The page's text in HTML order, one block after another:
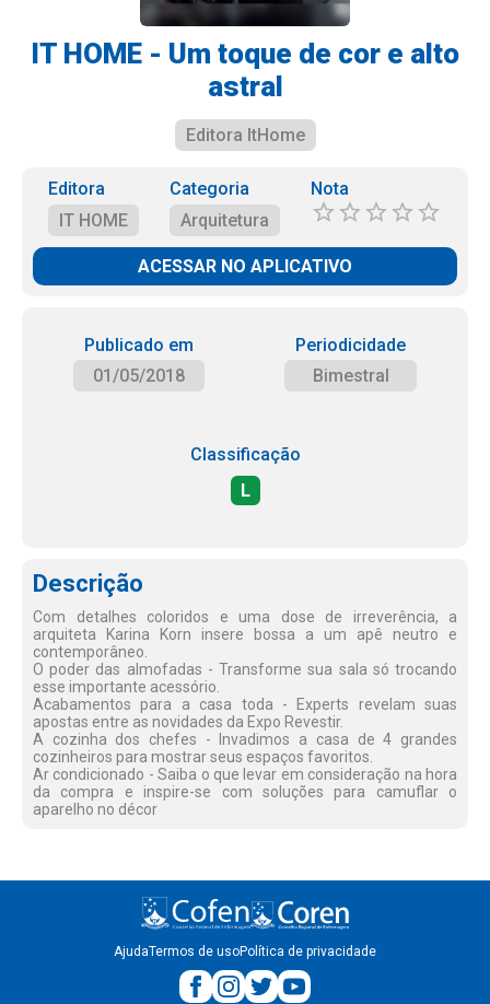
IT HOME - Um toque de cor e alto
astral
Editora ItHome
Editora
IT HOME
Categoria
Arquitetura
Nota
ACESSAR NO APLICATIVO
Publicado em
01/05/2018
Periodicidade
Bimestral
Classificação
L
Descrição
Com detalhes coloridos e uma dose de irreverência, a
arquiteta Karina Korn insere bossa a um apê neutro e
contemporâneo.
O poder das almofadas - Transforme sua sala só trocando
esse importante acessório.
Acabamentos para a casa toda - Experts revelam suas
apostas entre as novidades da Expo Revestir.
A cozinha dos chefes - Invadimos a casa de 4 grandes
cozinheiros para mostrar seus espaços favoritos.
Ar condicionado - Saiba o que levar em consideração na hora
da compra e inspire-se com soluções para camuflar o
aparelho no décor
AjudaTermos de usoPolítica de privacidade